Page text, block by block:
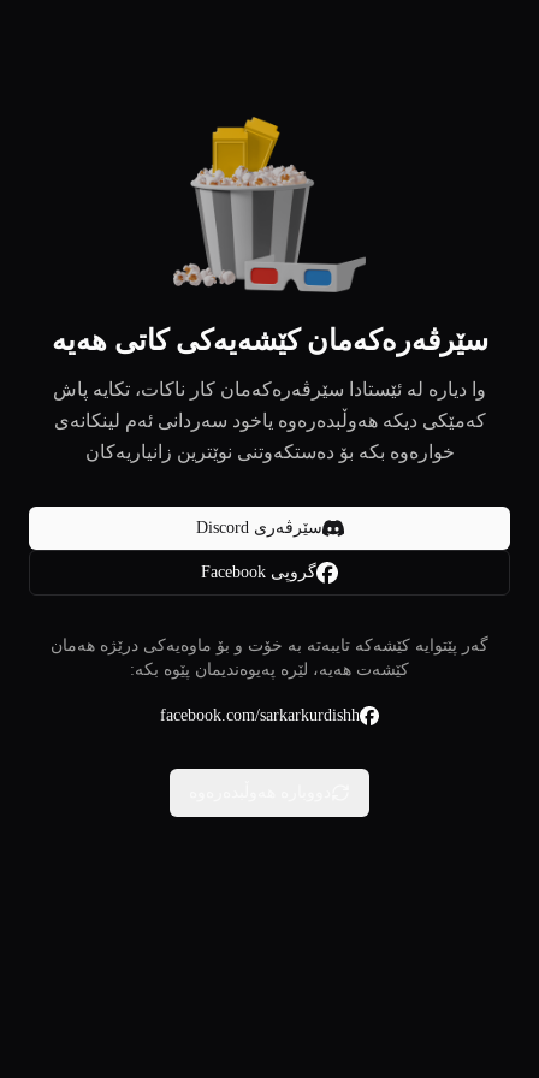
سێرڤەرەکەمان کێشەیەکی کاتی هەیە
وا دیارە لە ئێستادا سێرڤەرەکەمان کار ناکات، تکایە پاش
کەمێکی دیکە هەوڵبدەرەوە یاخود سەردانی ئەم لینکانەی
خوارەوە بکە بۆ دەستکەوتنی نوێترین زانیاریەکان
سێرڤەری Discord
گروپی Facebook
گەر پێتوایە کێشەکە تایبەتە بە خۆت و بۆ ماوەیەکی درێژە هەمان
کێشەت هەیە، لێرە پەیوەندیمان پێوە بکە:
facebook.com/sarkarkurdishh